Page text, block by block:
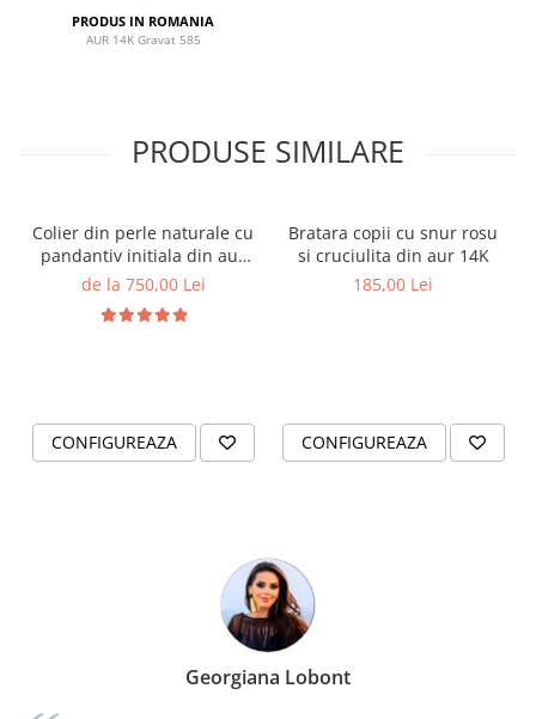
PRODUS IN ROMANIA
AUR 14K Gravat 585
PRODUSE SIMILARE
Colier din perle naturale cu
pandantiv initiala din aur
14K si bilute din aur 14K de
de la 750,00 Lei
CONFIGUREAZA
Bratara copii cu snur rosu
si cruciulita din aur 14K
185,00 Lei
CONFIGUREAZA
Georgiana Lobont